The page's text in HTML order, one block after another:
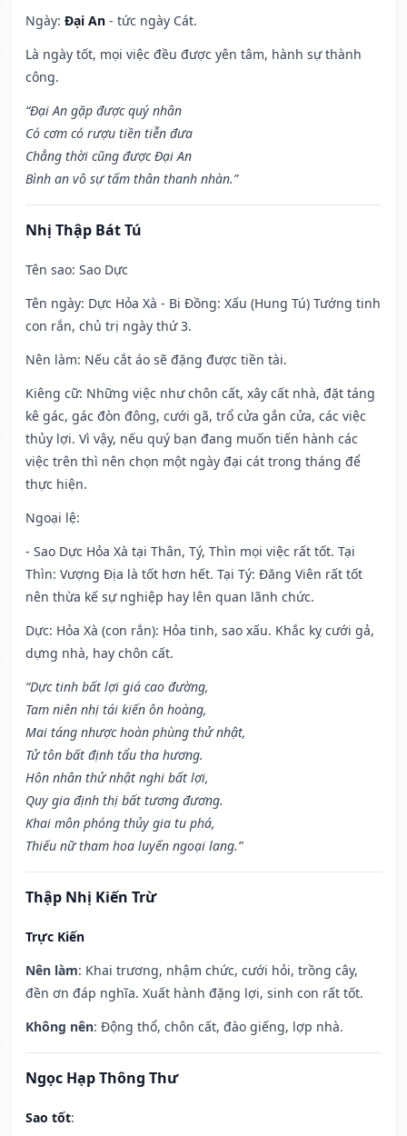
Ngày: Đại An - tức ngày Cát.
Là ngày tốt, mọi việc đều được yên tâm, hành sự thành
công.
“Đại An gặp được quý nhân
Có cơm có rượu tiền tiễn đưa
Chẳng thời cũng được Đại An
Bình an vô sự tấm thân thanh nhàn.”
Nhị Thập Bát Tú
Tên sao: Sao Dực
Tên ngày: Dực Hỏa Xà - Bi Đồng: Xấu (Hung Tú) Tướng tinh
con rắn, chủ trị ngày thứ 3.
Nên làm: Nếu cắt áo sẽ đặng được tiền tài.
Kiêng cữ: Những việc như chôn cất, xây cất nhà, đặt táng
kê gác, gác đòn đông, cưới gã, trổ cửa gắn cửa, các việc
thủy lợi. Vì vậy, nếu quý bạn đang muốn tiến hành các
việc trên thì nên chọn một ngày đại cát trong tháng để
thực hiện.
Ngoại lệ:
- Sao Dực Hỏa Xà tại Thân, Tý, Thìn mọi việc rất tốt. Tại
Thìn: Vượng Địa là tốt hơn hết. Tại Tý: Đăng Viên rất tốt
nên thừa kế sự nghiệp hay lên quan lãnh chức.
Dực: Hỏa Xà (con rắn): Hỏa tinh, sao xấu. Khắc kỵ cưới gả,
dựng nhà, hay chôn cất.
“Dực tinh bất lợi giá cao đường,
Tam niên nhị tái kiến ôn hoàng,
Mai táng nhược hoàn phùng thử nhật,
Tử tôn bất định tẩu tha hương.
Hôn nhân thử nhật nghi bất lợi,
Quy gia định thị bất tương đương.
Khai môn phóng thủy gia tu phá,
Thiếu nữ tham hoa luyến ngoại lang.”
Thập Nhị Kiến Trừ
Trực Kiến
Nên làm: Khai trương, nhậm chức, cưới hỏi, trồng cây,
đền ơn đáp nghĩa. Xuất hành đặng lợi, sinh con rất tốt.
Không nên: Động thổ, chôn cất, đào giếng, lợp nhà.
Ngọc Hạp Thông Thư
Sao tốt: